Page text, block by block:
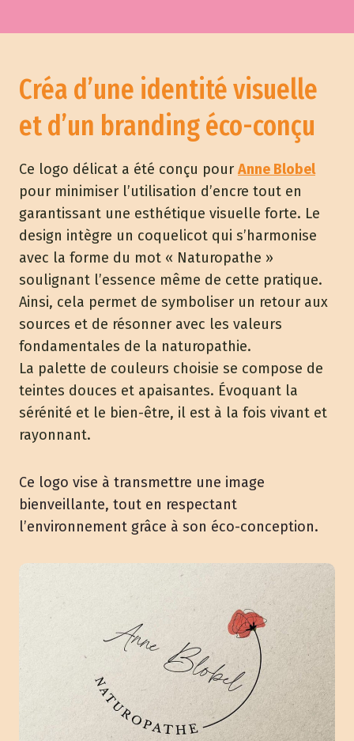
Créa d’une identité visuelle
et d’un branding éco-conçu
Ce logo délicat a été conçu pour Anne Blobel
pour minimiser l’utilisation d’encre tout en
garantissant une esthétique visuelle forte. Le
design intègre un coquelicot qui s’harmonise
avec la forme du mot « Naturopathe »
soulignant l’essence même de cette pratique.
Ainsi, cela permet de symboliser un retour aux
sources et de résonner avec les valeurs
fondamentales de la naturopathie.
La palette de couleurs choisie se compose de
teintes douces et apaisantes. Évoquant la
sérénité et le bien-être, il est à la fois vivant et
rayonnant.
Ce logo vise à transmettre une image
bienveillante, tout en respectant
l’environnement grâce à son éco-conception.